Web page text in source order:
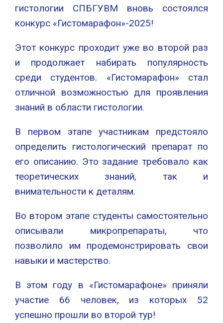
гистологии СПБГУВМ вновь состоялся
конкурс «Гистомарафон»-2025!
Этот конкурс проходит уже во второй раз
и продолжает набирать популярность
среди студентов. «Гистомарафон» стал
отличной возможностью для проявления
знаний в области гистологии.
В первом этапе участникам предстояло
определить гистологический препарат по
его описанию. Это задание требовало как
теоретических знаний, так и
внимательности к деталям.
Во втором этапе студенты самостоятельно
описывали микропрепараты, что
позволило им продемонстрировать свои
навыки и мастерство.
В этом году в «Гистомарафоне» приняли
участие 66 человек, из которых 52
успешно прошли во второй тур!